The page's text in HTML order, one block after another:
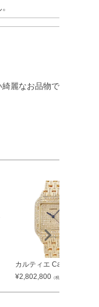
綺麗なお品物で
カルティエ Car...
¥2,802,800 （税込）